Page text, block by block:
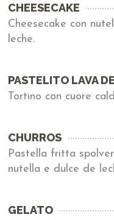
CHEESECAKE
Cheesecake con
leche.
PASTELITO LAVA
Tortino con cuore
CHURROS
Pastella fritta
nutella e dulce de
GELATO